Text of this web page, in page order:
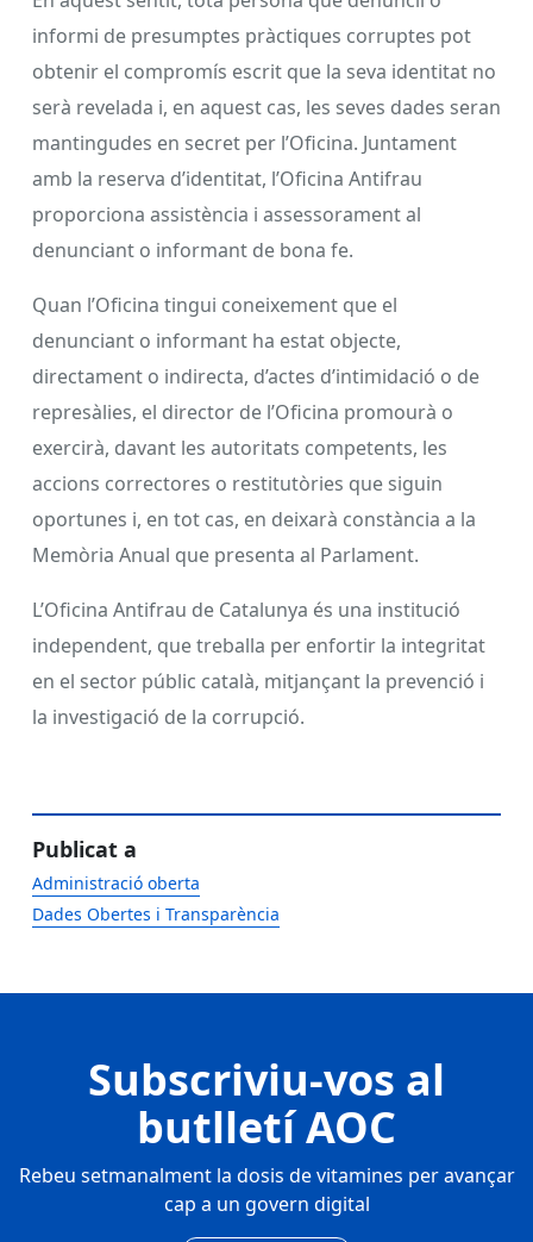
informi de presumptes pràctiques corruptes pot
obtenir el compromís escrit que la seva identitat no
serà revelada i, en aquest cas, les seves dades seran
mantingudes en secret per l’Oficina. Juntament
amb la reserva d’identitat, l’Oficina Antifrau
proporciona assistència i assessorament al
denunciant o informant de bona fe.
Quan l’Oficina tingui coneixement que el
denunciant o informant ha estat objecte,
directament o indirecta, d’actes d’intimidació o de
represàlies, el director de l’Oficina promourà o
exercirà, davant les autoritats competents, les
accions correctores o restitutòries que siguin
oportunes i, en tot cas, en deixarà constància a la
Memòria Anual que presenta al Parlament.
L’Oficina Antifrau de Catalunya és una institució
independent, que treballa per enfortir la integritat
en el sector públic català, mitjançant la prevenció i
la investigació de la corrupció.
Publicat a
Administració oberta
Dades Obertes i Transparència
Subscriviu-vos al
butlletí AOC
Rebeu setmanalment la dosis de vitamines per avançar
cap a un govern digital